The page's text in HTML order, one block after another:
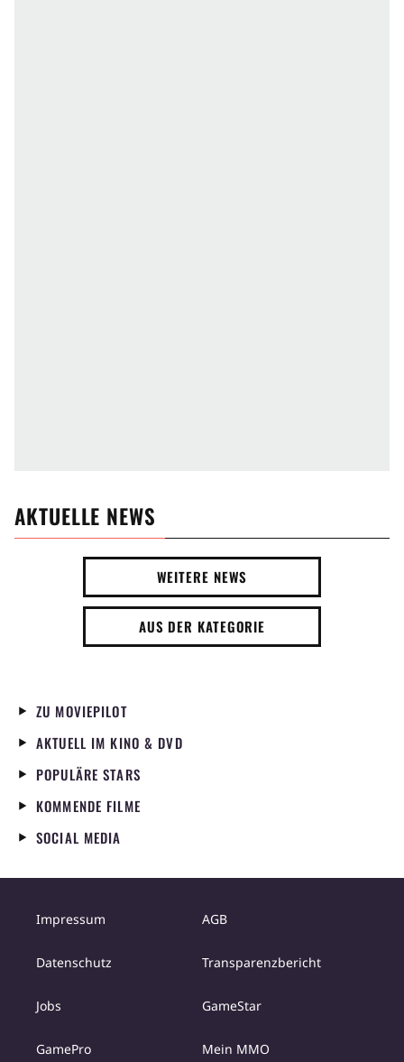
AKTUELLE NEWS
WEITERE NEWS
AUS DER KATEGORIE
ZU MOVIEPILOT
AKTUELL IM KINO & DVD
POPULÄRE STARS
KOMMENDE FILME
SOCIAL MEDIA
Impressum AGB
Datenschutz Transparenzbericht
Jobs GameStar
GamePro Mein MMO